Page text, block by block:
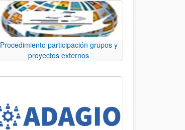
Procedimiento participación grupos y
proyectos externos